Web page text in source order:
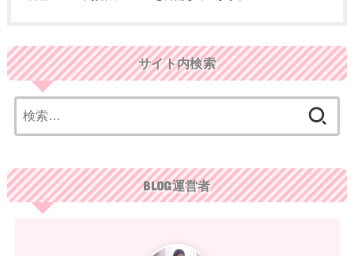
サイト内検索
索:
BLOG運営者